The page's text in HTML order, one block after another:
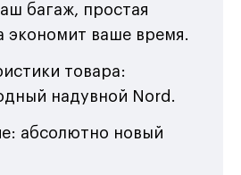
багаж, простая
экономит ваше время.
товара:
надувной Nord.
абсолютно новый